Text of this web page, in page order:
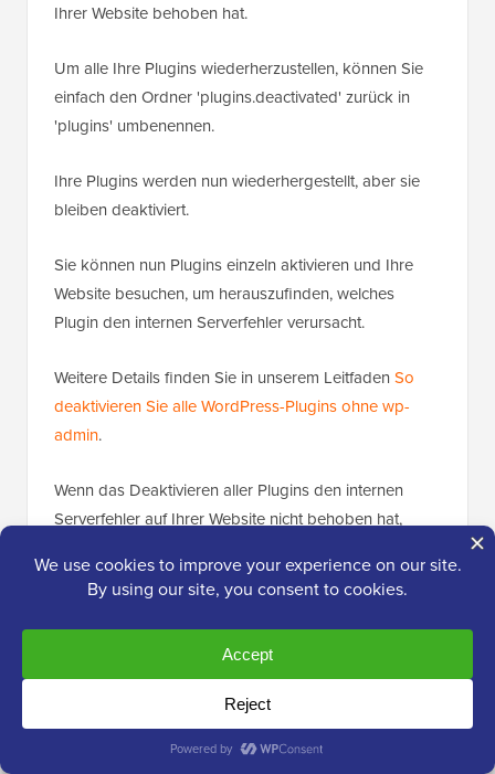
Ihrer Website behoben hat.
Um alle Ihre Plugins wiederherzustellen, können Sie
einfach den Ordner 'plugins.deactivated' zurück in
'plugins' umbenennen.
Ihre Plugins werden nun wiederhergestellt, aber sie
bleiben deaktiviert.
Sie können nun Plugins einzeln aktivieren und Ihre
Website besuchen, um herauszufinden, welches
Plugin den internen Serverfehler verursacht.
Weitere Details finden Sie in unserem Leitfaden So
deaktivieren Sie alle WordPress-Plugins ohne wp-
admin.
Wenn das Deaktivieren aller Plugins den internen
Serverfehler auf Ihrer Website nicht behoben hat,
Zu einem Standard-WordPress-Theme
wechseln
Eine mögliche Ursache für den internen Serverfehler
könnte Code in Ihrem WordPress-Theme sein.